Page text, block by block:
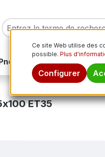
hiver Pneus moto
ET35
Ce site Web utilise des
possible.Plus
Configurer